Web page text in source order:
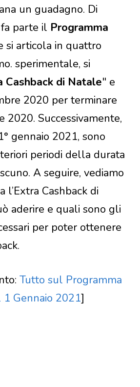
un guadagno. Di
parte il Programma
si articola in quattro
sperimentale, si
Cashback di Natale" e
2020 per terminare
2020. Successivamente,
gennaio 2021, sono
periodi della durata
A seguire, vediamo
l’Extra Cashback di
aderire e quali sono gli
per poter ottenere
Tutto sul Programma
1 Gennaio 2021]